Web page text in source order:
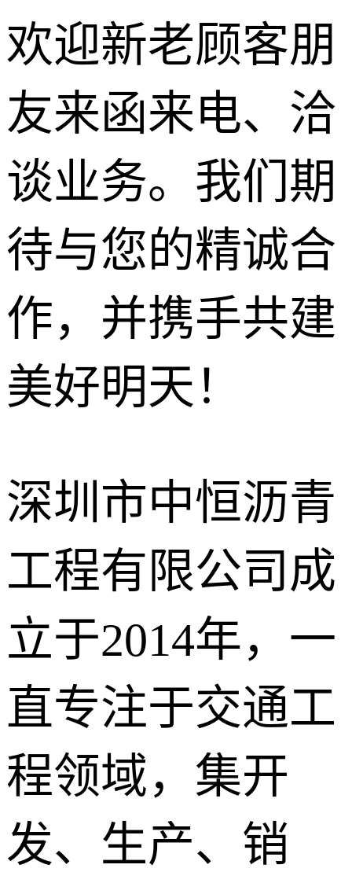
欢迎新老顾客朋
友来函来电、洽
谈业务。我们期
待与您的精诚合
作，并携手共建
美好明天！
深圳市中恒沥青
工程有限公司成
立于2014年，一
直专注于交通工
程领域，集开
发、生产、销
路面沥青
柏油马路
沥青道路
沥青修补
彩色沥青
沥青冷补料